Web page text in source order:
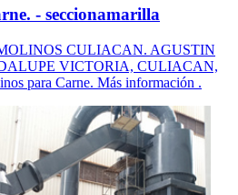
- seccionamarilla
CULIACAN. AGUSTIN
VICTORIA, CULIACAN,
para Carne. Más información .